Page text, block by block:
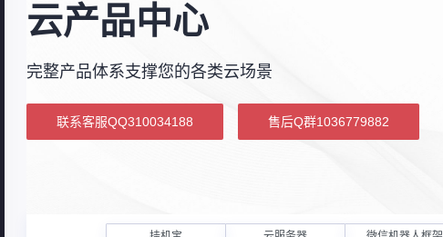
云产品中心
完整产品体系支撑您的各类云场景
联系客服QQ310034188 售后Q群1036779882